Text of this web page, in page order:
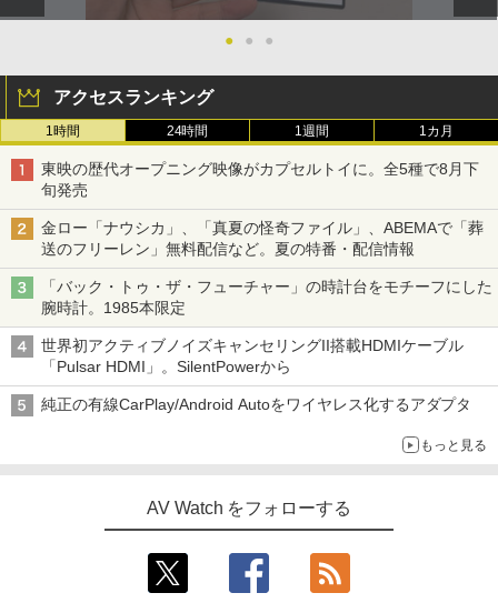
● ● ●
アクセスランキング
1時間 24時間 1週間 1カ月
東映の歴代オープニング映像がカプセルトイに。全5種で8月下
旬発売
金ロー「ナウシカ」、「真夏の怪奇ファイル」、ABEMAで「葬
送のフリーレン」無料配信など。夏の特番・配信情報
「バック・トゥ・ザ・フューチャー」の時計台をモチーフにした
腕時計。1985本限定
世界初アクティブノイズキャンセリングII搭載HDMIケーブル
「Pulsar HDMI」。SilentPowerから
純正の有線CarPlay/Android Autoをワイヤレス化するアダプタ
もっと見る
AV Watch をフォローする